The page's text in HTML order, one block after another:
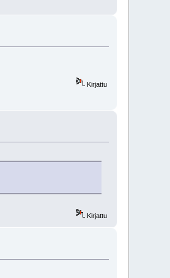
Kirjattu
Kirjattu